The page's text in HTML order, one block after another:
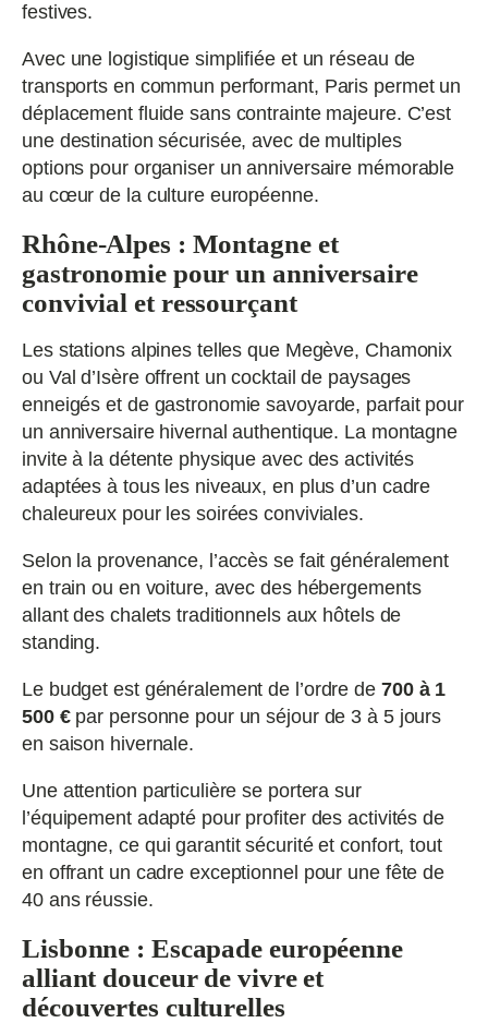
festives.
Avec une logistique simplifiée et un réseau de
transports en commun performant, Paris permet un
déplacement fluide sans contrainte majeure. C’est
une destination sécurisée, avec de multiples
options pour organiser un anniversaire mémorable
au cœur de la culture européenne.
Rhône-Alpes : Montagne et
gastronomie pour un anniversaire
convivial et ressourçant
Les stations alpines telles que Megève, Chamonix
ou Val d’Isère offrent un cocktail de paysages
enneigés et de gastronomie savoyarde, parfait pour
un anniversaire hivernal authentique. La montagne
invite à la détente physique avec des activités
adaptées à tous les niveaux, en plus d’un cadre
chaleureux pour les soirées conviviales.
Selon la provenance, l’accès se fait généralement
en train ou en voiture, avec des hébergements
allant des chalets traditionnels aux hôtels de
standing.
Le budget est généralement de l’ordre de 700 à 1
500 €par personne pour un séjour de 3 à 5 jours
en saison hivernale.
Une attention particulière se portera sur
l’équipement adapté pour profiter des activités de
montagne, ce qui garantit sécurité et confort, tout
en offrant un cadre exceptionnel pour une fête de
40 ans réussie.
Lisbonne : Escapade européenne
alliant douceur de vivre et
découvertes culturelles